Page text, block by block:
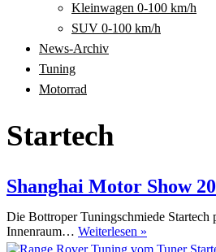
Kleinwagen 0-100 km/h
SUV 0-100 km/h
News-Archiv
Tuning
Motorrad
Startech
Shanghai Motor Show
Die Bottroper Tuningschmiede Startech
Innenraum… Weiterlesen »
Motor